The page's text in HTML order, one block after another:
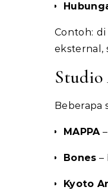
Contoh: di
eksternal,
Studio
Beberapa
MAPPA–
Bones –
Kyoto